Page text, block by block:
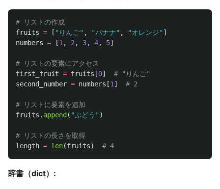
fruits = [ " りんご" , "バナナ" , "オレンジ" ]
numbers = [1 , 2 , 3, 4, 5]
first_fruit = fruits [0]
second_number = numbers [1 ]
fruits . append ( "ぶどう " )
length = len(fruits)
辞書（dict）: